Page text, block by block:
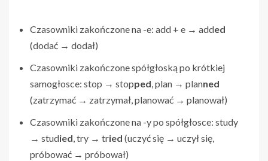
Czasowniki zakończone na -e: add + e → added
(dodać → dodał)
Czasowniki zakończone spółgłoską po krótkiej
samogłosce: stop → stopped, plan → planned
(zatrzymać → zatrzymał, planować → planował)
Czasowniki zakończone na -y po spółgłosce: study
→ studied, try → tried (uczyć się → uczył się,
próbować → próbował)